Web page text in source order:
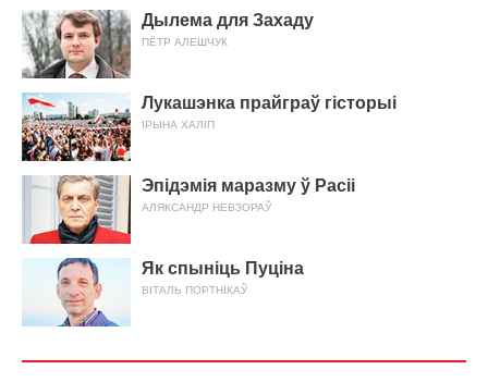
Дылема для Захаду
ПЁТР АЛЕШЧУК
Лукашэнка прайграў гісторыі
ІРЫНА ХАЛІП
Эпідэмія маразму ў Расіі
АЛЯКСАНДР НЕВЗОРАЎ
Як спыніць Пуціна
ВІТАЛЬ ПОРТНІКАЎ